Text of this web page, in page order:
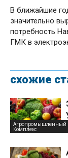
В ближайшие
значительно
потребность
ГМК в
схожие
Агропромышленный
Комплекс